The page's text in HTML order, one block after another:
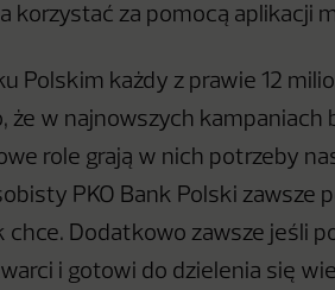
korzystać za pomocą aplikacji
Polskim każdy z prawie 12
że w najnowszych kampaniach
role grają w nich potrzeby
PKO Bank Polski
chce. Dodatkowo zawsze jeśli
i gotowi do dzielenia się